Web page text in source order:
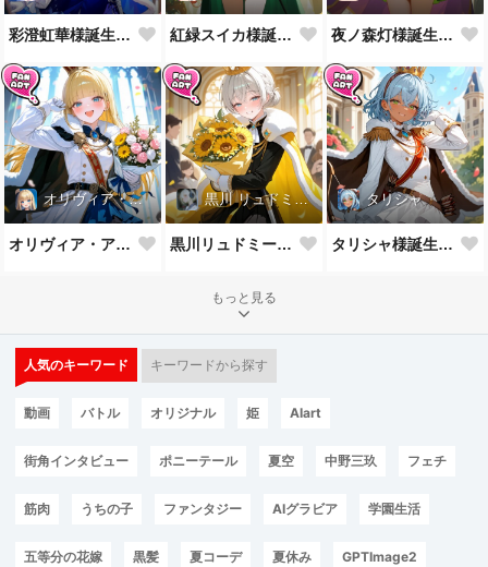
彩澄虹華様誕生祝！ 紅緑スイカ様誕生祝！ 夜ノ森灯様誕生祝！
オリヴィア・アストリー
オリヴィア・アストリー様誕生祝！
黒川 リュドミーラ
黒川リュドミーラ様誕生祝！
タリシャ
タリシャ様誕生祝！
もっと見る
人気のキーワード キーワードから探す
動画 バトル オリジナル 姫 AIart
街角インタビュー ポニーテール 夏空 中野三玖 フェチ
筋肉 うちの子 ファンタジー AIグラビア 学園生活
五等分の花嫁 黒髪 夏コーデ 夏休み GPTImage2